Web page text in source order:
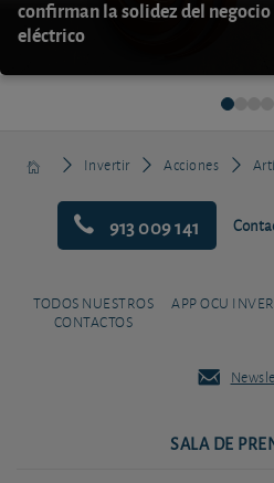
confirman la solidez del negocio
eléctrico
Invertir Acciones
913 009 141
TODOS NUESTROS
CONTACTOS
APP OCU
SALA DE